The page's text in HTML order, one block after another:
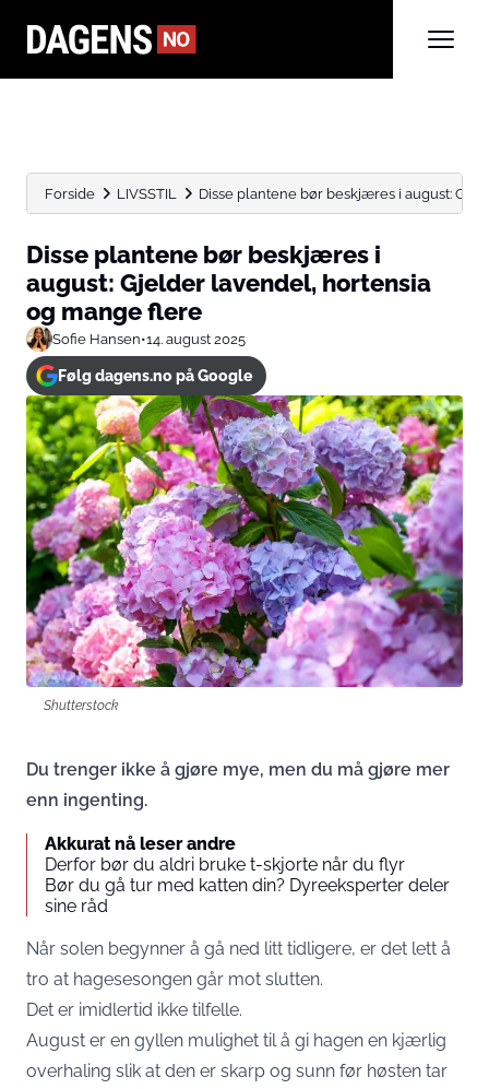
Forside LIVSSTIL Disse plantene bør beskjæres i august:
Disse plantene bør beskjæres i
august: Gjelder lavendel, hortensia
og mange flere
Sofie Hansen•14. august 2025
Følg dagens.no på Google
Shutterstock
Du trenger ikke å gjøre mye, men du må gjøre mer
enn ingenting.
Akkurat nå leser andre
Derfor bør du aldri bruke t-skjorte når du flyr
Bør du gå tur med katten din? Dyreeksperter deler
sine råd
Når solen begynner å gå ned litt tidligere, er det lett å
tro at hagesesongen går mot slutten.
Det er imidlertid ikke tilfelle.
August er en gyllen mulighet til å gi hagen en kjærlig
overhaling slik at den er skarp og sunn før høsten tar